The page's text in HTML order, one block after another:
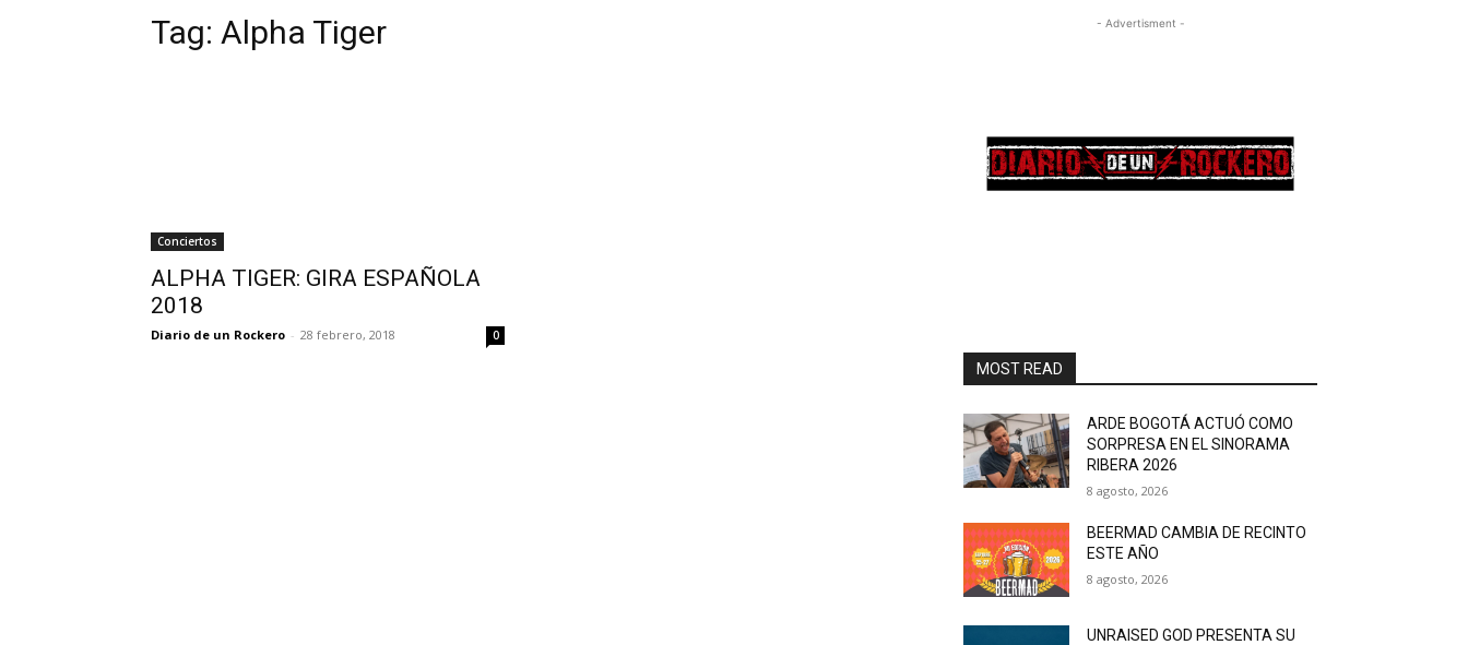
Tag: Alpha Tiger
Conciertos
ALPHA TIGER: GIRA ESPAÑOLA
2018
Diario de un Rockero - 28 febrero, 2018 0
- Advertisment -
MOST READ
ARDE BOGOTÁ ACTUÓ COMO
SORPRESA EN EL SINORAMA
RIBERA 2026
8 agosto, 2026
BEERMAD CAMBIA DE RECINTO
ESTE AÑO
8 agosto, 2026
UNRAISED GOD PRESENTA SU